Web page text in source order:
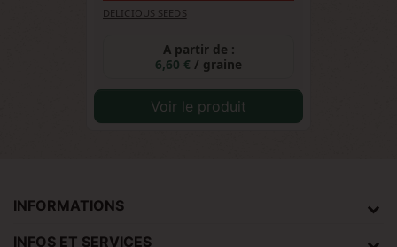
DELICIOUS SEEDS
A partir de :
6,60 € / graine
Voir le produit
INFORMATIONS
INFOS ET SERVICES